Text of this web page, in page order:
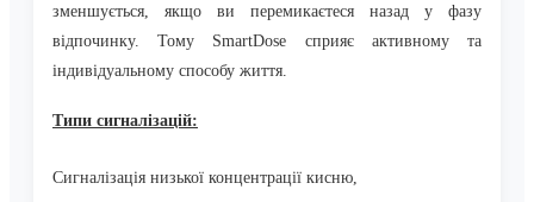
зменшується, якщо ви перемикаєтеся назад у фазу
відпочинку. Тому SmartDose сприяє активному та
індивідуальному способу життя.
Типи сигналізацій:
Сигналізація низької концентрації кисню,